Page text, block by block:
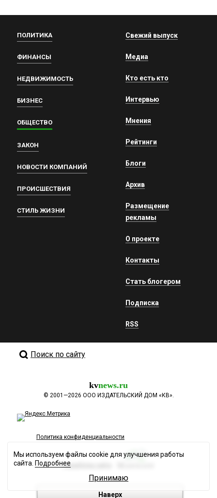
ПОЛИТИКА
ФИНАНСЫ
НЕДВИЖИМОСТЬ
БИЗНЕС
ОБЩЕСТВО
ЗАКОН
НОВОСТИ КОМПАНИЙ
ПРОИСШЕСТВИЯ
СТИЛЬ ЖИЗНИ
Свежий выпуск
Медиа
Кто есть кто
Интервью
Мнения
Рейтинги
Блоги
Архив
Размещение
рекламы
О проекте
Контакты
Стать блогером
Подписка
RSS
Поиск по сайту
kvnews.ru
© 2001—2026 ООО ИЗДАТЕЛЬСКИЙ ДОМ «КВ».
Политика конфиденциальности
Разработка сайта
Наверх
Мы используем файлы cookie для улучшения работы
сайта. Подробнее
Принимаю